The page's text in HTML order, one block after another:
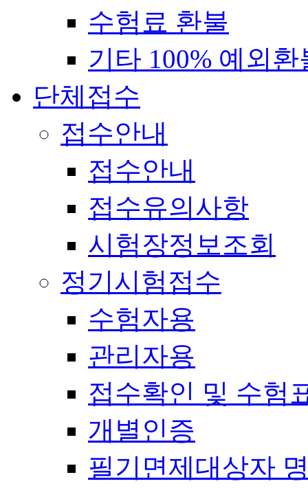
수험료 환불
기타 100% 예외환
단체접수
접수안내
접수안내
접수유의사항
시험장정보조회
정기시험접수
수험자용
관리자용
접수확인 및 수험
개별인증
필기면제대상자